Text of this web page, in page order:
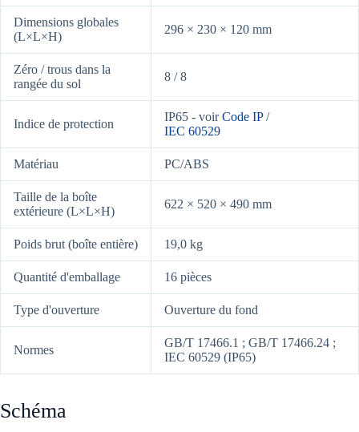
Dimensions globales
(L×L×H)
296 × 230 × 120 mm
Zéro / trous dans la
rangée du sol
8 / 8
Indice de protection
IP65 - voirCode IP/
IEC 60529
Matériau PC/ABS
Taille de la boîte
extérieure (L×L×H)
622 × 520 × 490 mm
Poids brut (boîte entière) 19,0 kg
Quantité d'emballage 16 pièces
Type d'ouverture Ouverture du fond
Normes
GB/T 17466.1 ; GB/T 17466.24 ;
IEC 60529 (IP65)
Schéma